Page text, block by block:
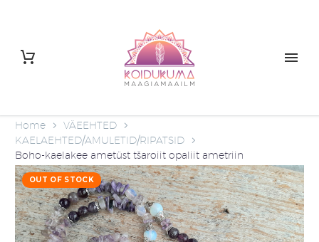
Home
VÄEEHTED
KAELAEHTED/AMULETID/RIPATSID
Boho-kaelakee ametüst tšaroiit opaliit ametriin
OUT OF STOCK